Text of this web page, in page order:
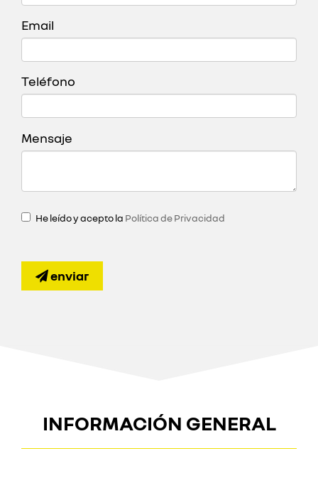
Email
Teléfono
Mensaje
He leído y acepto la Política de Privacidad
enviar
INFORMACIÓN GENERAL